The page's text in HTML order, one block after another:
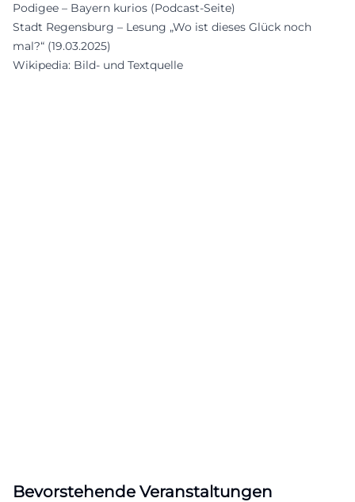
Podigee – Bayern kurios (Podcast-Seite)
Stadt Regensburg – Lesung „Wo ist dieses Glück noch
mal?“ (19.03.2025)
Wikipedia: Bild- und Textquelle
Bevorstehende Veranstaltungen